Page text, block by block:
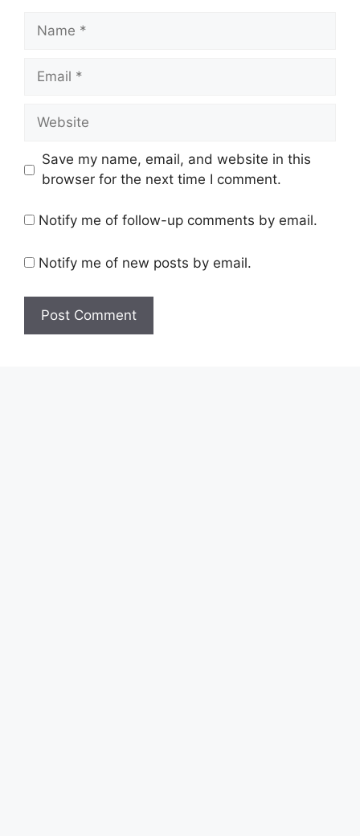
Name
Email
Website
Save my name, email, and website in this
browser for the next time I comment.
Notify me of follow-up comments by email.
Notify me of new posts by email.